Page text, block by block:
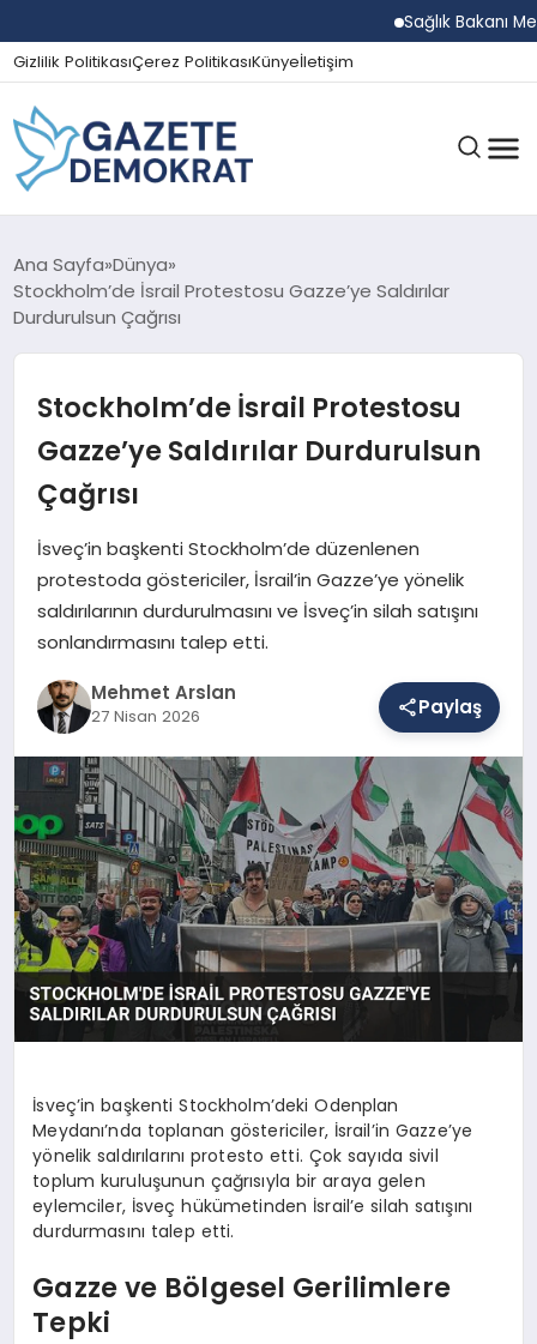
Sağlık Bakanı
Gizlilik PolitikasıÇerez PolitikasıKünyeİletişim
GÜNDEM
EKONOMI
SPOR
SAĞLIK
EĞITIM
DÜNYA
YAŞAM
Ana Sayfa Dünya
Stockholm’de İsrail Protestosu Gazze’ye Saldırılar
Durdurulsun Çağrısı
Stockholm’de İsrail Protestosu
Gazze’ye Saldırılar Durdurulsun
Çağrısı
İsveç’in başkenti Stockholm’de düzenlenen
protestoda göstericiler, İsrail’in Gazze’ye yönelik
saldırılarının durdurulmasını ve İsveç’in silah satışını
sonlandırmasını talep etti.
Mehmet Arslan
27 Nisan 2026 Paylaş
İsveç’in başkenti Stockholm’deki Odenplan
Meydanı’nda toplanan göstericiler, İsrail’in Gazze’ye
yönelik saldırılarını protesto etti. Çok sayıda sivil
toplum kuruluşunun çağrısıyla bir araya gelen
eylemciler, İsveç hükümetinden İsrail’e silah satışını
durdurmasını talep etti.
Gazze ve Bölgesel Gerilimlere
Tepki